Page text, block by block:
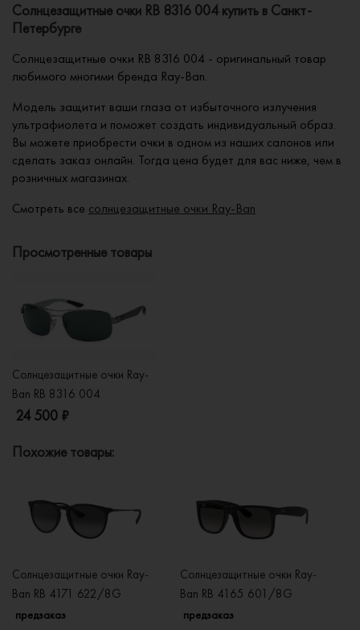
Солнцезащитные очки RB 8316 004 купить в Санкт-
Петербурге
Солнцезащитные очки RB 8316 004 - оригинальный товар
любимого многими бренда Ray-Ban.
Модель защитит ваши глаза от избыточного излучения
ультрафиолета и поможет создать индивидуальный образ.
Вы можете приобрести очки в одном из наших салонов или
сделать заказ онлайн. Тогда цена будет для вас ниже, чем в
розничных магазинах.
Смотреть все солнцезащитные очки Ray-Ban
Просмотренные товары
Солнцезащитные очки Ray-
Ban RB 8316 004
24 500 ₽
Похожие товары:
Солнцезащитные очки Ray-
Ban RB 4171 622/8G
предзаказ
Солнцезащитные очки Ray-
Ban RB 4165 601/8G
предзаказ